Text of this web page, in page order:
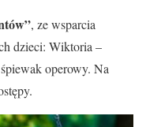
, ze wsparcia
dzieci: Wiktoria –
operowy. Na